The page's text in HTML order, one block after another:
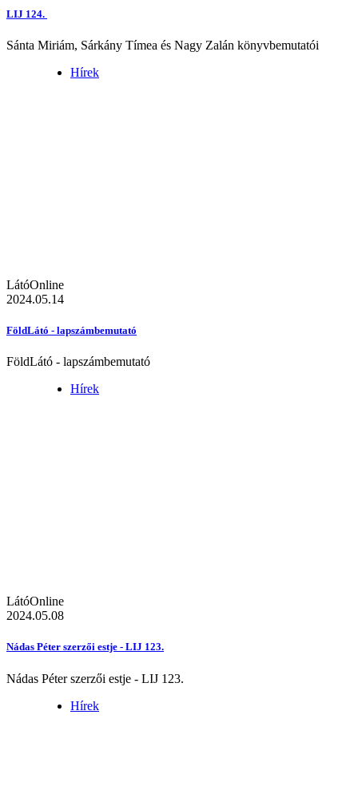
LIJ 124.
Sánta Miriám, Sárkány Tímea és Nagy Zalán könyvbemutatói
Hírek
LátóOnline
2024.05.14
FöldLátó - lapszámbemutató
FöldLátó - lapszámbemutató
Hírek
LátóOnline
2024.05.08
Nádas Péter szerzői estje - LIJ 123.
Nádas Péter szerzői estje - LIJ 123.
Hírek